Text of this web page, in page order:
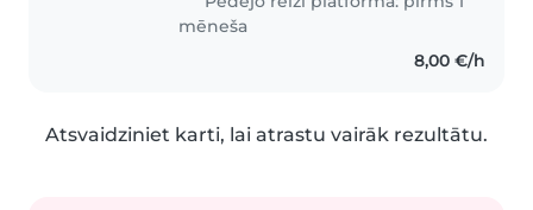
mēneša
8,00 €/h
Atsvaidziniet karti, lai atrastu vairāk rezultātu.